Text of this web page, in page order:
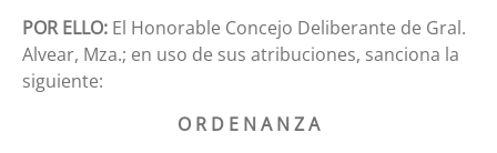
POR ELLO: El Honorable Concejo Deliberante de Gral.
Alvear, Mza.; en uso de sus atribuciones, sanciona la
siguiente:
O R D E N A N Z A